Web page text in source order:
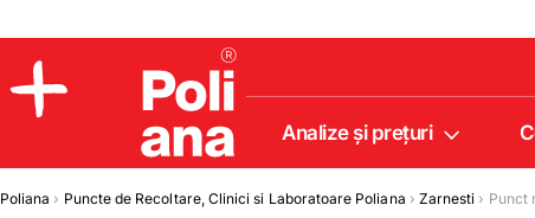
Analize
Analize şi preţuri
Poliana › Puncte de Recoltare, Clinici si Laboratoare Poliana › Zarnesti › Punct